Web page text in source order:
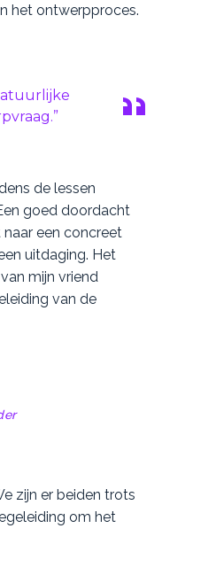
het ontwerpproces.
de lessen
goed doordacht
een concreet
uitdaging. Het
mijn vriend
van de
zijn er beiden trots
om het